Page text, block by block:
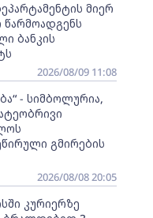
მიერ
წარმოადგენს
ბანკის
2026/08/09 11:08
- სიმბოლურია,
გმირების
2026/08/08 20:05
კურიერზე